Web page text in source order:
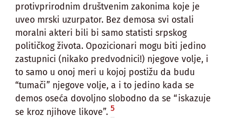
protivprirodnim društvenim zakonima koje je
uveo mrski uzurpator. Bez demosa svi ostali
moralni akteri bili bi samo statisti srpskog
političkog života. Opozicionari mogu biti jedino
zastupnici (nikako predvodnici!) njegove volje, i
to samo u onoj meri u kojoj postižu da budu
“tumači” njegove volje, a i to jedino kada se
demos oseća dovoljno slobodno da se “iskazuje
se kroz njihove likove”. 5